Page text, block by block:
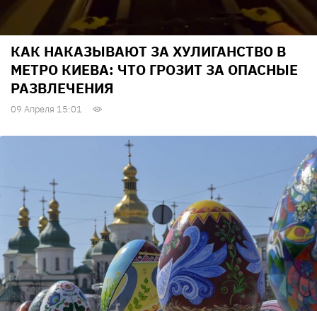
КАК НАКАЗЫВАЮТ ЗА ХУЛИГАНСТВО В
МЕТРО КИЕВА: ЧТО ГРОЗИТ ЗА ОПАСНЫЕ
РАЗВЛЕЧЕНИЯ
09 Апреля 15:01